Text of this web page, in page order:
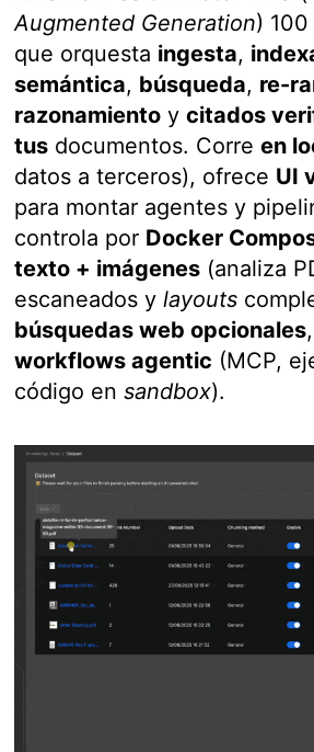
Augmented Generation) 100
que orquesta ingesta,
semántica, búsqueda, re-
razonamiento ycitados
tus documentos. Correen
datos a terceros), ofrece UI
para montar agentes y
controla por Docker
texto + imágenes (analiza
escaneados ylayouts
búsquedas web opcionales
workflows agentic (MCP,
código ensandbox).